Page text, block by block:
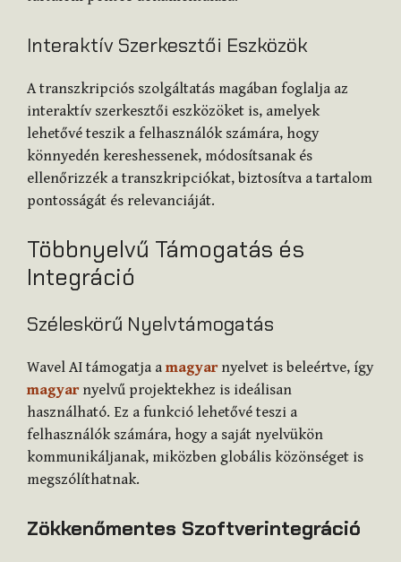
Interaktív Szerkesztői Eszközök
A transzkripciós szolgáltatás magában foglalja az
interaktív szerkesztői eszközöket is, amelyek
lehetővé teszik a felhasználók számára, hogy
könnyedén kereshessenek, módosítsanak és
ellenőrizzék a transzkripciókat, biztosítva a tartalom
pontosságát és relevanciáját.
Többnyelvű Támogatás és
Integráció
Széleskörű Nyelvtámogatás
Wavel AI támogatja a magyar nyelvet is beleértve, így
magyar nyelvű projektekhez is ideálisan
használható. Ez a funkció lehetővé teszi a
felhasználók számára, hogy a saját nyelvükön
kommunikáljanak, miközben globális közönséget is
megszólíthatnak.
Zökkenőmentes Szoftverintegráció